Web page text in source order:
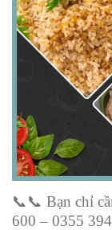
📞📞 Bạn chỉ
600 – 0355